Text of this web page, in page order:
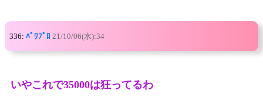
336: ﾊﾟﾜﾌﾟﾛ 21/10/06(水):34
いやこれで35000は狂ってるわ